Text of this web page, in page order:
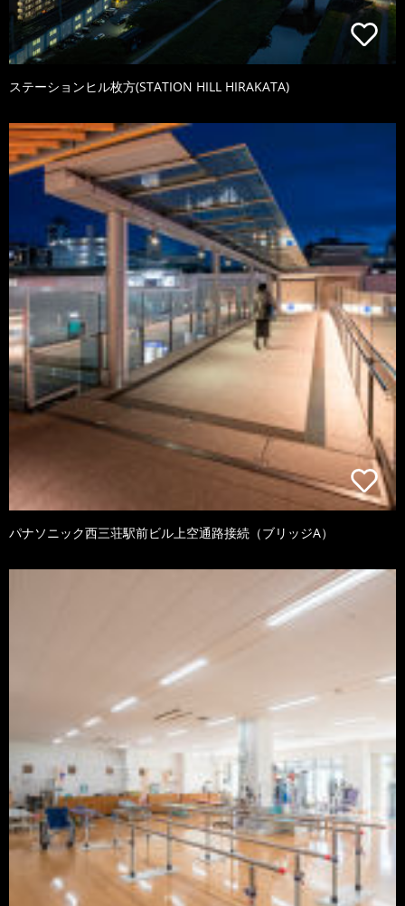
ステーションヒル枚方(STATION HILL HIRAKATA)
パナソニック西三荘駅前ビル上空通路接続（ブリッジA）